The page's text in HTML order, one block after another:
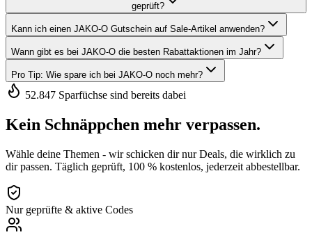
geprüft?
Kann ich einen JAKO-O Gutschein auf Sale-Artikel anwenden?
Wann gibt es bei JAKO-O die besten Rabattaktionen im Jahr?
Pro Tip: Wie spare ich bei JAKO-O noch mehr?
52.847 Sparfüchse sind bereits dabei
Kein Schnäppchen mehr verpassen.
Wähle deine Themen - wir schicken dir nur Deals, die wirklich zu
dir passen. Täglich geprüft, 100 % kostenlos, jederzeit abbestellbar.
Nur geprüfte & aktive Codes